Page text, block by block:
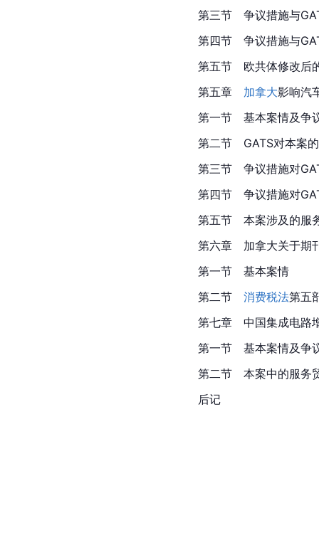
第三节　争议措施与
第四节　争议措施与
第五节　欧共体修改后
第五章
加拿大影响汽
第一节　基本案情及争
第二节　GATS对本案
第三节　争议措施对
第四节　争议措施对
第五节　本案涉及的服
第六章　加拿大关于期
第一节　基本案情
第二节
消费税法第五
第七章　中国集成电路
第一节　基本案情及争
第二节　本案中的服务
后记